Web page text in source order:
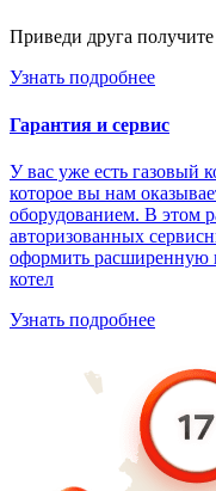
Приведи друга
Узнать подробнее
Гарантия и сервис
У вас уже есть газовый
которое вы нам
оборудованием. В этом
авторизованных
оформить расширенную
котел
Узнать подробнее